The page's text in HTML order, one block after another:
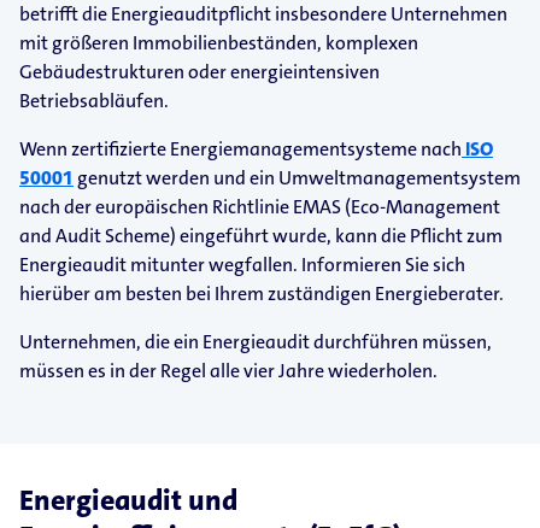
betrifft die Energieauditpflicht insbesondere Unternehmen
mit größeren Immobilienbeständen, komplexen
Gebäudestrukturen oder energieintensiven
Betriebsabläufen.
Wenn zertifizierte Energiemanagementsysteme nach ISO
50001 genutzt werden und ein Umweltmanagementsystem
nach der europäischen Richtlinie EMAS (Eco-Management
and Audit Scheme) eingeführt wurde, kann die Pflicht zum
Energieaudit mitunter wegfallen. Informieren Sie sich
hierüber am besten bei Ihrem zuständigen Energieberater.
Unternehmen, die ein Energieaudit durchführen müssen,
müssen es in der Regel alle vier Jahre wiederholen.
Energieaudit und